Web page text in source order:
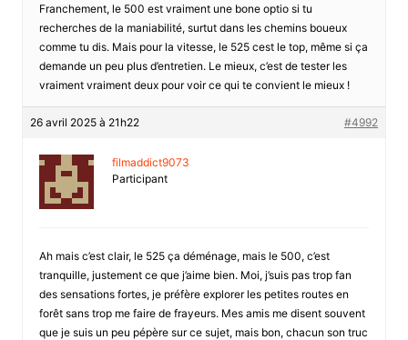
Franchement, le 500 est vraiment une bone optio si tu
recherches de la maniabilité, surtut dans les chemins boueux
comme tu dis. Mais pour la vitesse, le 525 cest le top, même si ça
demande un peu plus d’entretien. Le mieux, c’est de tester les
vraiment vraiment deux pour voir ce qui te convient le mieux !
26 avril 2025 à 21h22 #4992
filmaddict9073
Participant
Ah mais c’est clair, le 525 ça déménage, mais le 500, c’est
tranquille, justement ce que j’aime bien. Moi, j’suis pas trop fan
des sensations fortes, je préfère explorer les petites routes en
forêt sans trop me faire de frayeurs. Mes amis me disent souvent
que je suis un peu pépère sur ce sujet, mais bon, chacun son truc